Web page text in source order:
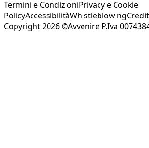
Termini e CondizioniPrivacy e Cookie
PolicyAccessibilitàWhistleblowing
Copyright 2026 ©Avvenire P.Iva